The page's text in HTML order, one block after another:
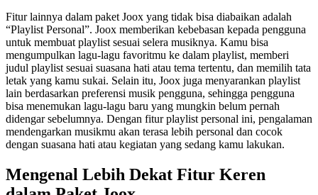
Fitur lainnya dalam paket Joox yang tidak bisa diabaikan adalah
“Playlist Personal”. Joox memberikan kebebasan kepada pengguna
untuk membuat playlist sesuai selera musiknya. Kamu bisa
mengumpulkan lagu-lagu favoritmu ke dalam playlist, memberi
judul playlist sesuai suasana hati atau tema tertentu, dan memilih tata
letak yang kamu sukai. Selain itu, Joox juga menyarankan playlist
lain berdasarkan preferensi musik pengguna, sehingga pengguna
bisa menemukan lagu-lagu baru yang mungkin belum pernah
didengar sebelumnya. Dengan fitur playlist personal ini, pengalaman
mendengarkan musikmu akan terasa lebih personal dan cocok
dengan suasana hati atau kegiatan yang sedang kamu lakukan.
Mengenal Lebih Dekat Fitur Keren